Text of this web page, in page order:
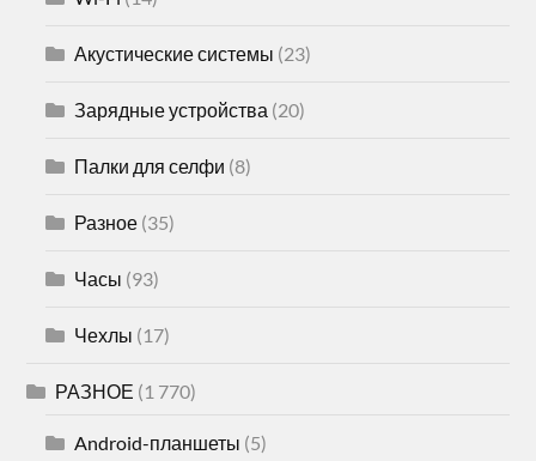
Акустические системы (23)
Зарядные устройства (20)
Палки для селфи (8)
Разное (35)
Часы (93)
Чехлы (17)
РАЗНОЕ (1 770)
Android-планшеты (5)